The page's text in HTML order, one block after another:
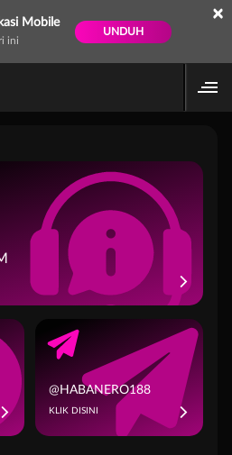
Mobile
ini
UNDUH
×
@HABANERO188
KLIK DISINI